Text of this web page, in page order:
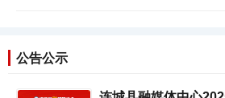
公告公示